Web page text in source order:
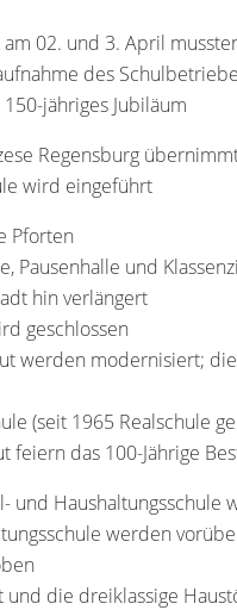
02. und 3. April
des
jähriges Jubiläum
Regensburg
wird eingeführt
Pforten
Pausenhalle und
hin verlängert
geschlossen
werden modernisiert;
(seit 1965 Realschule
feiern das 100-Jährige
und Haushaltungsschule
werden
die dreiklassige